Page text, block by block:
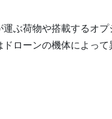
ぶ荷物や搭載するオ
ローンの機体によっ